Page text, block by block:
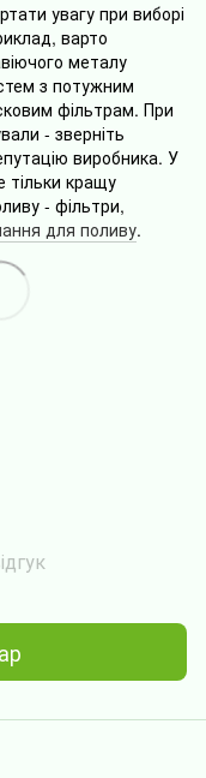
увагу при виборі
варто
металу
з потужним
фільтрам. При
- зверніть
виробника. У
тільки кращу
- фільтри,
для поливу.